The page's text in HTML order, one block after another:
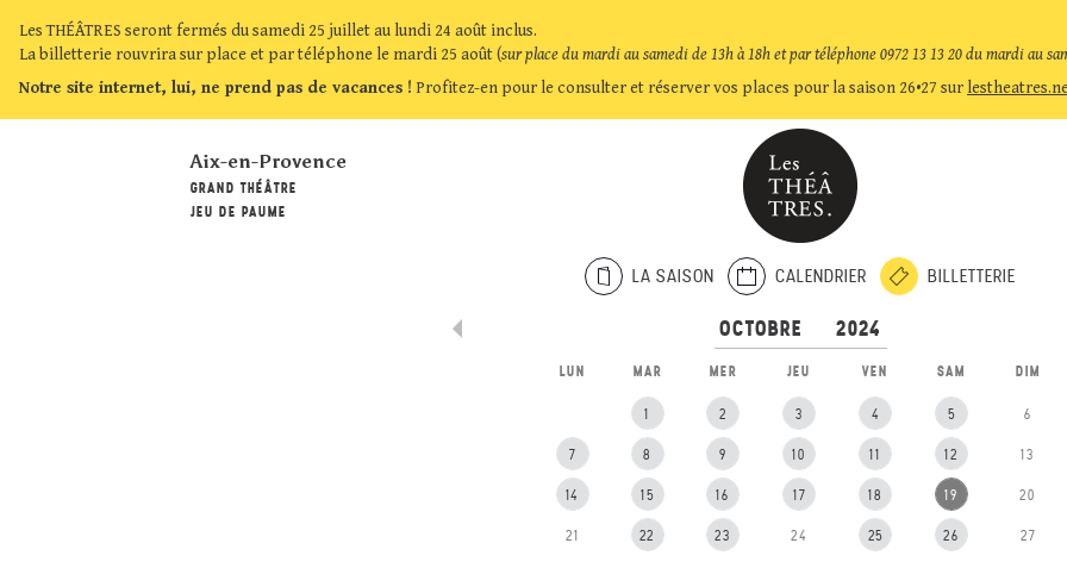
Les THÉÂTRES seront fermés du samedi 25 juillet au lundi 24 août inclus.
La billetterie rouvrira sur place et par téléphone le mardi 25 août (sur place du mardi au samedi de 13h à 18h et par téléphone 0972 13 13 20 du mardi au
Notre site internet, lui, ne prend pas de vacances ! Profitez-en pour le consulter et réserver vos places pour la saison 26•27 sur
Aix-en-Provence
GRAND THÉÂTRE
JEU DE PAUME
LA SAISON CALENDRIER BILLETTERIE
LUN MAR MER JEU VEN SAM DIM
1 2 3 4 5 6
7 8 9 10 11 12 13
14 15 16 17 18 19 20
21 22 23 24 25 26 27